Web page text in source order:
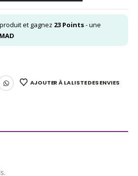
et gagnez 23 Points- une
MAD
AJOUTER À LA LISTE DES ENVIES